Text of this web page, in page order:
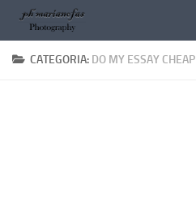
Salta al contenuto
CATEGORIA: DO MY ESSAY CHEAP